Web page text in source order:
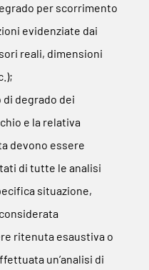
per scorrimento
evidenziate dai
reali, dimensioni
degrado dei
e la relativa
devono essere
di tutte le analisi
situazione,
ritenuta esaustiva o
un’analisi di